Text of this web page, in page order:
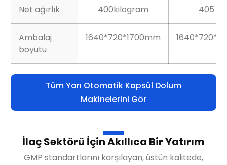
Net ağırlık 400kilogram 405
Ambalaj
boyutu
1640*720*1700mm
Tüm Yarı Otomatik Kapsül Dolum
Makinelerini Gör
İlaç Sektörü İçin Akıllıca Bir Yatırım
GMP standartlarını karşılayan, üstün kalitede,